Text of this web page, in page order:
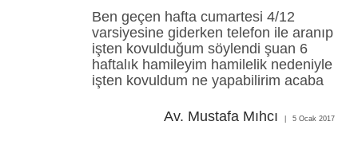
Ben geçen hafta cumartesi 4/12
varsiyesine giderken telefon ile aranıp
işten kovulduğum söylendi şuan 6
haftalık hamileyim hamilelik nedeniyle
işten kovuldum ne yapabilirim acaba
Av. Mustafa Mıhcı 5 Ocak 2017